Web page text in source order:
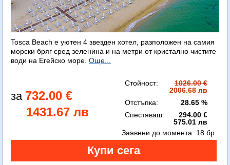
Tosca Beach е уютен 4 звезден хотел, разположен на самия
морски бряг сред зеленина и на метри от кристално чистите
води на Егейско море. Още...
732.00 €
1431.67 лв
Стойност:
1026.00 €
2006.68 лв
Отстъпка:
28.65 %
Спестяваш:
294.00 €
575.01 лв
Заявени до момента: 18 бр.